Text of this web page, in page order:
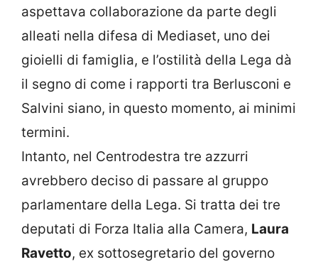
aspettava collaborazione da parte degli
alleati nella difesa di Mediaset, uno dei
gioielli di famiglia, e l’ostilità della Lega dà
il segno di come i rapporti tra Berlusconi e
Salvini siano, in questo momento, ai minimi
termini.
Intanto, nel Centrodestra tre azzurri
avrebbero deciso di passare al gruppo
parlamentare della Lega. Si tratta dei tre
deputati di Forza Italia alla Camera, Laura
Ravetto, ex sottosegretario del governo